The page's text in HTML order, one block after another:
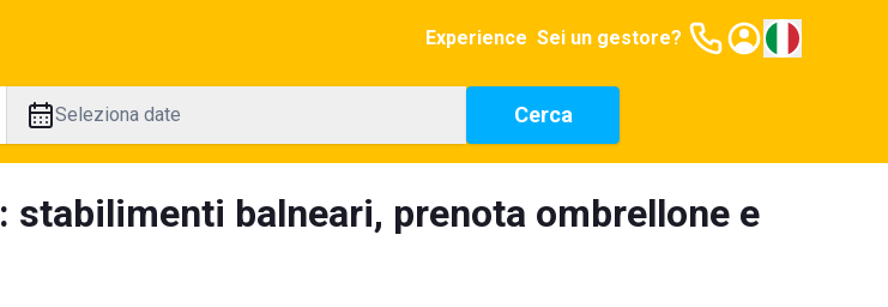
Experience Sei un gestore?
Seleziona date Cerca
stabilimenti balneari, prenota ombrellone e